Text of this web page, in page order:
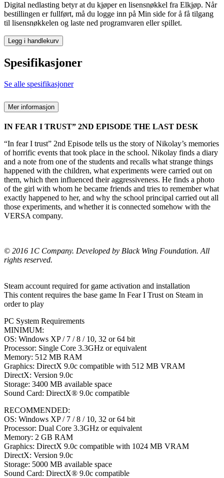
Digital nedlasting betyr at du kjøper en lisensnøkkel fra Elkjøp. Når
bestillingen er fullført, må du logge inn på Min side for å få tilgang
til lisensnøkkelen og laste ned programvaren eller spillet.
Legg i handlekurv
Spesifikasjoner
Se alle spesifikasjoner
Mer informasjon
IN FEAR I TRUST” 2ND EPISODE THE LAST DESK
“In fear I trust” 2nd Episode tells us the story of Nikolay’s memories
of horrific events that took place in the school. Nikolay finds a diary
and a note from one of the students and recalls what strange things
happened with the children, what experiments were carried out on
them, which then influenced their aggressiveness. He finds a photo
of the girl with whom he became friends and tries to remember what
exactly happened to her, and why the school principal carried out all
those experiments, and whether it is connected somehow with the
VERSA company.
© 2016 1C Company. Developed by Black Wing Foundation. All
rights reserved.
Steam account required for game activation and installation
This content requires the base game In Fear I Trust on Steam in
order to play
PC System Requirements
MINIMUM:
OS: Windows XP / 7 / 8 / 10, 32 or 64 bit
Processor: Single Core 3.3GHz or equivalent
Memory: 512 MB RAM
Graphics: DirectX 9.0c compatible with 512 MB VRAM
DirectX: Version 9.0c
Storage: 3400 MB available space
Sound Card: DirectX® 9.0c compatible
RECOMMENDED:
OS: Windows XP / 7 / 8 / 10, 32 or 64 bit
Processor: Dual Core 3.3GHz or equivalent
Memory: 2 GB RAM
Graphics: DirectX 9.0c compatible with 1024 MB VRAM
DirectX: Version 9.0c
Storage: 5000 MB available space
Sound Card: DirectX® 9.0c compatible